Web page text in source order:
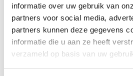
informatie over uw gebruik van
partners voor social media,
partners kunnen deze gegevens
informatie die u aan ze heeft
verzameld op basis van uw